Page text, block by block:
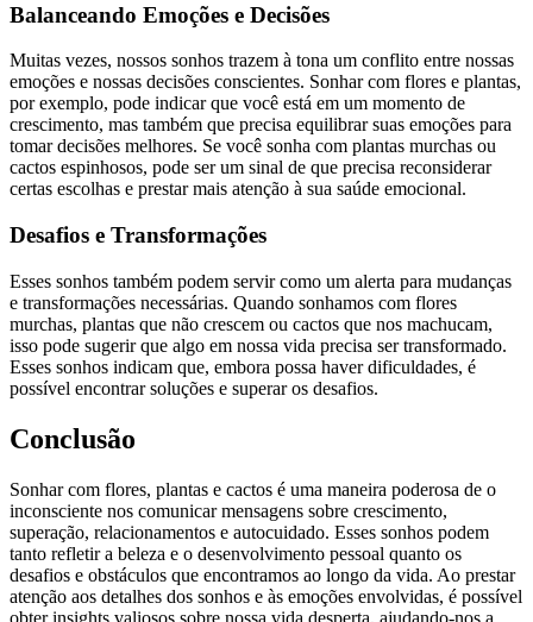
Balanceando Emoções e Decisões
Muitas vezes, nossos sonhos trazem à tona um conflito entre nossas
emoções e nossas decisões conscientes. Sonhar com flores e plantas,
por exemplo, pode indicar que você está em um momento de
crescimento, mas também que precisa equilibrar suas emoções para
tomar decisões melhores. Se você sonha com plantas murchas ou
cactos espinhosos, pode ser um sinal de que precisa reconsiderar
certas escolhas e prestar mais atenção à sua saúde emocional.
Desafios e Transformações
Esses sonhos também podem servir como um alerta para mudanças
e transformações necessárias. Quando sonhamos com flores
murchas, plantas que não crescem ou cactos que nos machucam,
isso pode sugerir que algo em nossa vida precisa ser transformado.
Esses sonhos indicam que, embora possa haver dificuldades, é
possível encontrar soluções e superar os desafios.
Conclusão
Sonhar com flores, plantas e cactos é uma maneira poderosa de o
inconsciente nos comunicar mensagens sobre crescimento,
superação, relacionamentos e autocuidado. Esses sonhos podem
tanto refletir a beleza e o desenvolvimento pessoal quanto os
desafios e obstáculos que encontramos ao longo da vida. Ao prestar
atenção aos detalhes dos sonhos e às emoções envolvidas, é possível
obter insights valiosos sobre nossa vida desperta, ajudando-nos a